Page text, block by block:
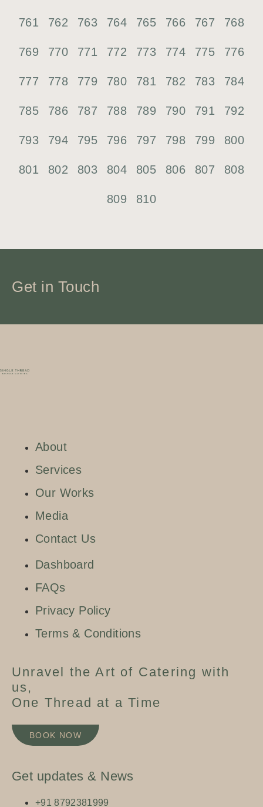
761 762 763 764 765 766 767 768
769 770 771 772 773 774 775 776
777 778 779 780 781 782 783 784
785 786 787 788 789 790 791 792
793 794 795 796 797 798 799 800
801 802 803 804 805 806 807 808
809 810
Get in Touch
About
Services
Our Works
Media
Contact Us
Dashboard
FAQs
Privacy Policy
Terms & Conditions
Unravel the Art of Catering with
us,
One Thread at a Time
BOOK NOW
Get updates & News
+91 8792381999